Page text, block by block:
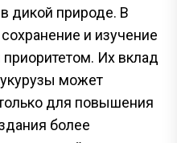
дикой природе. В
и изучение
приоритетом. Их вклад
может
для повышения
более